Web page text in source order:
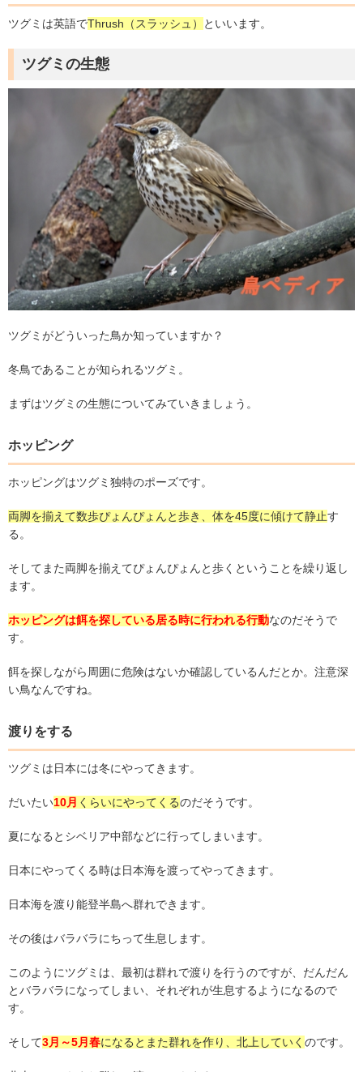
ツグミは英語でThrush（スラッシュ） といいます。
ツグミの生態
ツグミがどういった鳥か知っていますか？
冬鳥であることが知られるツグミ。
まずはツグミの生態についてみていきましょう。
ホッピング
ホッピングはツグミ独特のポーズです。
両脚を揃えて数歩ぴょんぴょんと歩き、体を45度に傾けて静止す
る。
そしてまた両脚を揃えてぴょんぴょんと歩くということを繰り返し
ます。
ホッピングは餌を探している居る時に行われる行動なのだそうで
す。
餌を探しながら周囲に危険はないか確認しているんだとか。注意深
い鳥なんですね。
渡りをする
ツグミは日本には冬にやってきます。
だいたい10月 くらいにやってくるのだそうです。
夏になるとシベリア中部などに行ってしまいます。
日本にやってくる時は日本海を渡ってやってきます。
日本海を渡り能登半島へ群れできます。
その後はバラバラにちって生息します。
このようにツグミは、最初は群れで渡りを行うのですが、だんだん
とバラバラになってしまい、それぞれが生息するようになるので
す。
そして3月～5月春になるとまた群れを作り、北上していく のです。